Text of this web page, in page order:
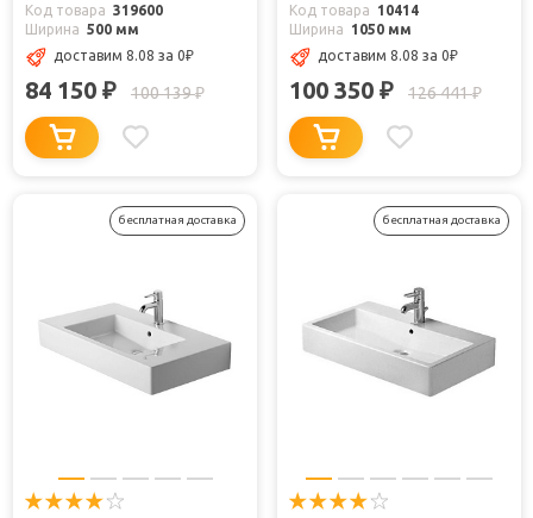
Код товара 319600
Ширина 500 мм
доставим 8.08 за 0₽
84 150 ₽ 100 139₽
Код товара
10414
Ширина
1050 мм
доставим 8.08 за 0₽
100 350 ₽ 126 441₽
бесплатная доставка бесплатная доставка